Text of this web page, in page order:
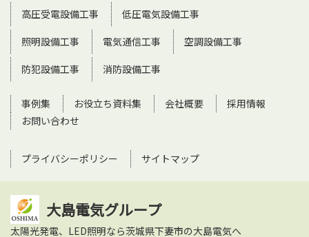
高圧受電設備工事
低圧電気設備工事
照明設備工事
電気通信工事
空調設備工事
防犯設備工事
消防設備工事
事例集 お役立ち資料集 会社概要
採用情報
お問い合わせ
プライバシーポリシー サイトマップ
大島電気グループ
太陽光発電、LED照明なら茨城県下妻市の大島電気へ